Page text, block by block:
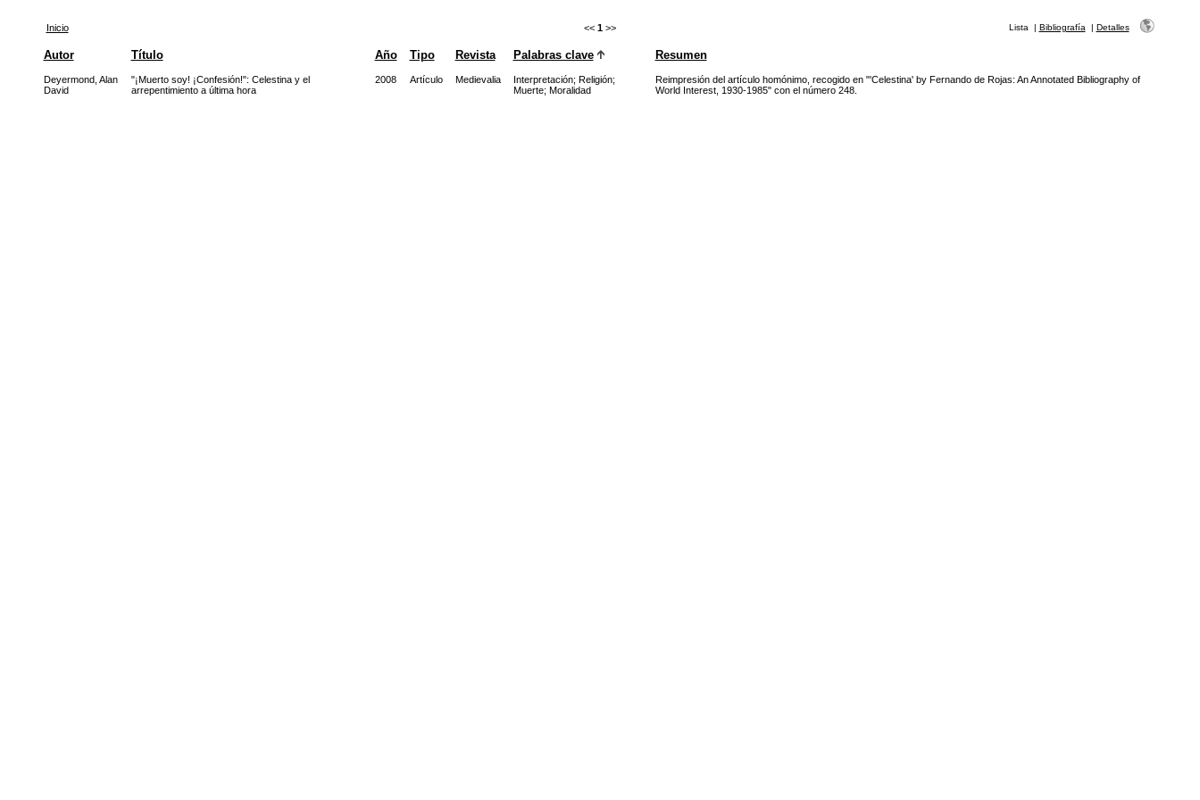
Inicio << 1 >> Lista | Bibliografía | Detalles
Autor Título Año Tipo Revista Palabras clave Resumen
Deyermond, Alan
David
"¡Muerto soy! ¡Confesión!": Celestina y el
arrepentimiento a última hora
2008 Artículo Medievalia Interpretación; Religión;
Muerte; Moralidad
Reimpresión del artículo homónimo, recogido en "'Celestina' by Fernando de Rojas: An Annotated Bibliography of
World Interest, 1930-1985" con el número 248.